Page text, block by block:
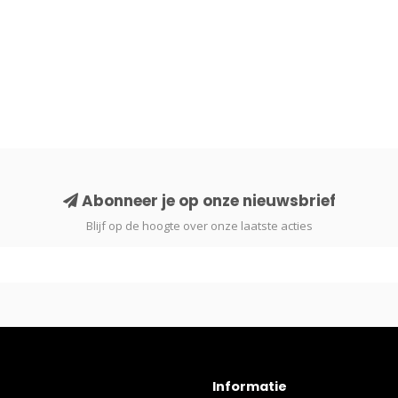
Abonneer je op onze nieuwsbrief
Blijf op de hoogte over onze laatste acties
Informatie